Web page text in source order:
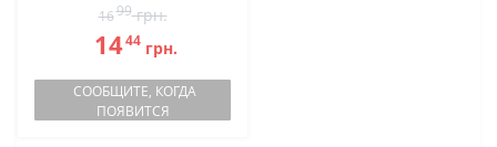
1699грн.
1444грн.
СООБЩИТЕ, КОГДА
ПОЯВИТСЯ